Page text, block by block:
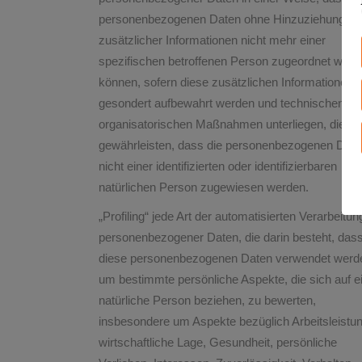
personenbezogenen Daten ohne Hinzuziehung
zusätzlicher Informationen nicht mehr einer
spezifischen betroffenen Person zugeordnet
können, sofern diese zusätzlichen Informationen
gesondert aufbewahrt werden und technischen und
organisatorischen Maßnahmen unterliegen, die
gewährleisten, dass die personenbezogenen Daten
nicht einer identifizierten oder identifizierbaren
natürlichen Person zugewiesen werden.
„Profiling“ jede Art der automatisierten
personenbezogener Daten, die darin besteht, dass
diese personenbezogenen Daten verwendet
um bestimmte persönliche Aspekte, die sich auf
natürliche Person beziehen, zu bewerten,
insbesondere um Aspekte bezüglich
wirtschaftliche Lage, Gesundheit, persönliche